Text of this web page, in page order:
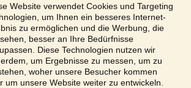
Website verwendet Cookies und Targeting
um Ihnen ein besseres Internet-
zu ermöglichen und die Werbung, die
besser an Ihre Bedürfnisse
Diese Technologien nutzen wir
um Ergebnisse zu messen, um zu
woher unsere Besucher kommen
um unsere Website weiter zu entwickeln.